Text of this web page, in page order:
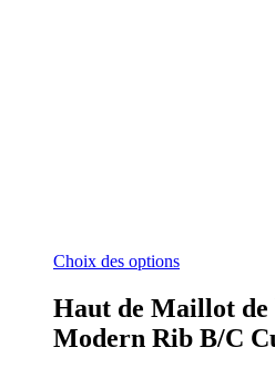
Choix des optionsCe
plusieurs
variations.
Haut de Maillot
Modern Rib B/C